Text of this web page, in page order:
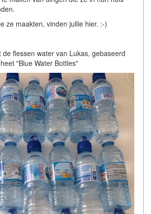
ze maakten, vinden jullie hier. :-)
de flessen water van Lukas, gebaseerd
"Blue Water Bottles"